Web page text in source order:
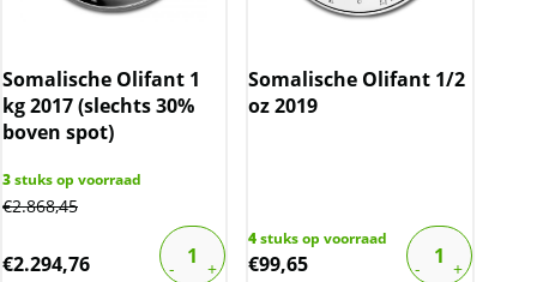
Somalische Olifant 1
kg 2017 (slechts 30%
boven spot)
3stuks op voorraad
€2.868,45
€2.294,76
Somalische Olifant 1/2
oz 2019
4stuks op voorraad
€99,65